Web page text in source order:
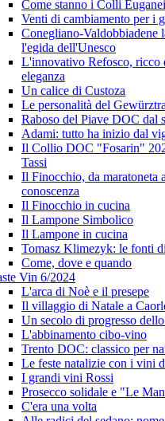
Come stanno i Colli Euganei
Venti di cambiamento per i
Conegliano-Valdobbiadene
l'egida dell'Unesco
L'innovativo Refosco, ricco
eleganza
Un calice di Custoza
Le personalità del
Raboso del Piave DOC dal
Adami: tutto ha inizio dal
Il Collio DOC "Fosarin"
Tassi
Il Finocchio, da maratoneta
conoscenza
Il Finocchio in cucina
Il Lampone Simbolico
Il Lampone in cucina
Tomasz Klimezyk: le fonti
Come, dove e quando
Vin 6/2024
L'arca di Noè e il presepe
Il villaggio di Natale a
Un secolo di progresso
L'abbinamento cibo-vino
Trento DOC: classico per
Le feste natalizie con i vini
I grandi vini Rossi
Prosecco solidale e "Le
C'era una volta